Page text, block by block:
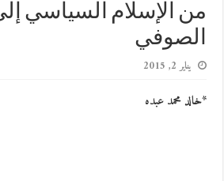
من الإسلام السياسي
الصوفي
يناير 2, 2015
*خالد محمد عبده